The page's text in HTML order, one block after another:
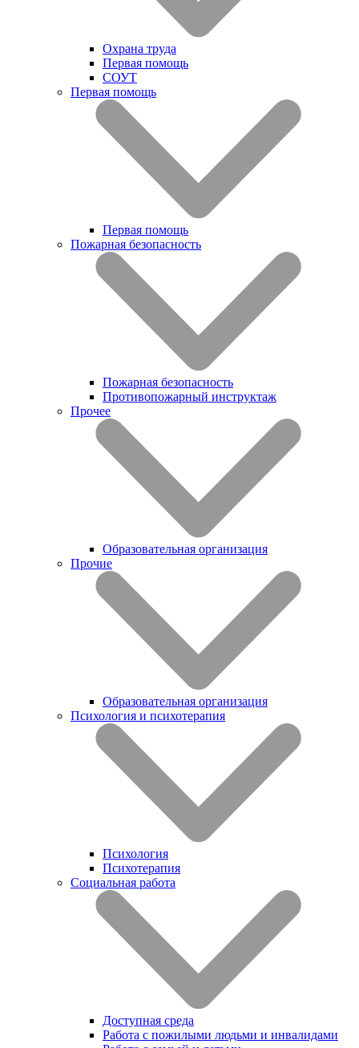
Охрана труда
Первая помощь
СОУТ
Первая помощь
Первая помощь
Пожарная безопасность
Пожарная безопасность
Противопожарный инструктаж
Прочее
Образовательная организация
Прочие
Образовательная организация
Психология и психотерапия
Психология
Психотерапия
Социальная работа
Доступная среда
Работа с пожилыми людьми и инвалидами